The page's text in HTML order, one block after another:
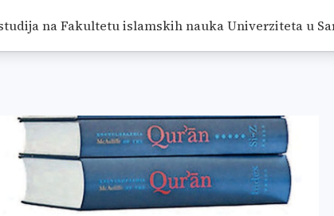
na Fakultetu islamskih nauka Univerziteta u
<SPAN
SPAN>